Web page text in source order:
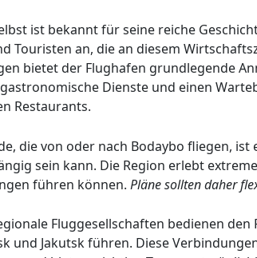
ist bekannt für seine reiche
Touristen an, die an diesem
bietet der Flughafen grundlegende
Dienste und einen
Restaurants.
die von oder nach Bodaybo fliegen,
sein kann. Die Region erlebt
führen können. Pläne sollten daher
Fluggesellschaften bedienen
und Jakutsk führen. Diese